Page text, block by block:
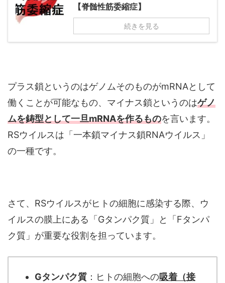
【脊髄性筋委縮症】
続きを見る
プラス鎖というのはゲノムそのものがmRNAとして
働くことが可能なもの、マイナス鎖というのはゲノ
ムを鋳型として一旦mRNAを作るものを言います。
RSウイルスは「一本鎖マイナス鎖RNAウイルス」
の一種です。
さて、RSウイルスがヒトの細胞に感染する際、ウ
イルスの膜上にある「Gタンパク質」と「Fタンパ
ク質」が重要な役割を担っています。
Gタンパク質 ：ヒトの細胞への吸着（接